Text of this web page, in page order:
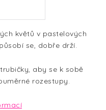
květů v pastelových
se, dobře drží.
aby se k sobě
rozestupy.